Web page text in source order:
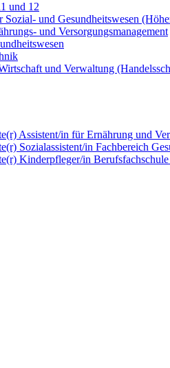
und 12
und Gesundheitswesen
und Versorgungsmanagement
und Verwaltung
Assistent/in für Ernährung und
Sozialassistent/in Fachbereich
Kinderpfleger/in